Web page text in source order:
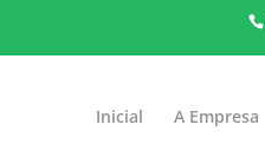
Inicial A Empresa